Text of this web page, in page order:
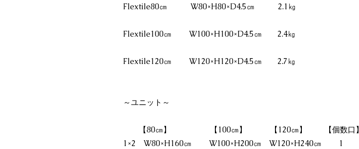
Flextile80㎝ W80×H80×D4.5㎝ 2.1㎏
Flextile100㎝ W100×H100×D4.5㎝ 2.4㎏
Flextile120㎝ W120×H120×D4.5㎝ 2.7㎏
～ユニット～
【80㎝】 【100㎝】 【120㎝】 【個数口】
1×2 W80×H160㎝ W100×H200㎝ W120×H240㎝ 1